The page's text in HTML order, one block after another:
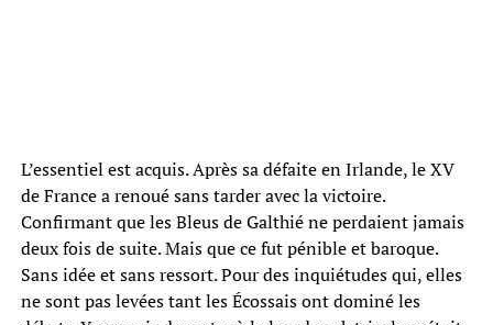
L’essentiel est acquis. Après sa défaite en Irlande, le XV
de France a renoué sans tarder avec la victoire.
Confirmant que les Bleus de Galthié ne perdaient jamais
deux fois de suite. Mais que ce fut pénible et baroque.
Sans idée et sans ressort. Pour des inquiétudes qui, elles
ne sont pas levées tant les Écossais ont dominé les